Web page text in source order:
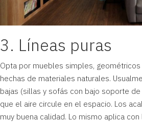
3. Líneas puras
Opta por muebles simples,
hechas de materiales naturales.
bajas (sillas y sofás con bajo soporte
que el aire circule en el espacio. Los
muy buena calidad. Lo mismo aplica